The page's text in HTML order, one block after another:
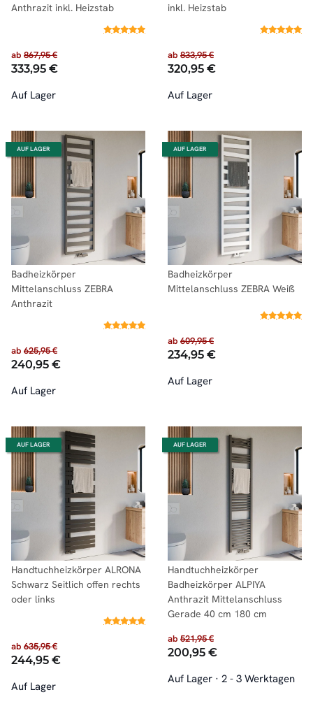
Anthrazit inkl. Heizstab
ab 867,95 €
333,95 €
Auf Lager
inkl. Heizstab
ab 833,95 €
320,95 €
Auf Lager
AUF LAGER
Badheizkörper
Mittelanschluss ZEBRA
Anthrazit
ab 625,95 €
240,95 €
Auf Lager
AUF LAGER
Badheizkörper
Mittelanschluss ZEBRA Weiß
ab 609,95 €
234,95 €
Auf Lager
AUF LAGER
Handtuchheizkörper ALRONA
Schwarz Seitlich offen rechts
oder links
ab 635,95 €
244,95 €
Auf Lager
AUF LAGER
Handtuchheizkörper
Badheizkörper ALPIYA
Anthrazit Mittelanschluss
Gerade 40 cm 180 cm
ab 521,95 €
200,95 €
Auf Lager · 2 - 3 Werktagen